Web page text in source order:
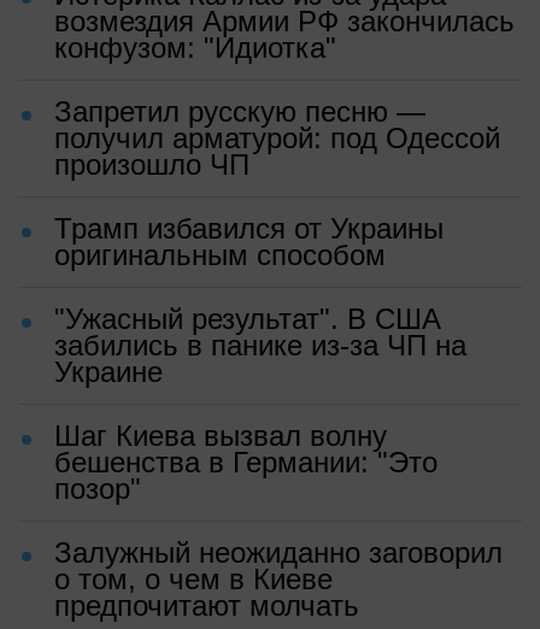
возмездия Армии РФ закончилась
конфузом: "Идиотка"
Запретил русскую песню —
получил арматурой: под Одессой
произошло ЧП
Трамп избавился от Украины
оригинальным способом
"Ужасный результат". В США
забились в панике из-за ЧП на
Украине
Шаг Киева вызвал волну
бешенства в Германии: "Это
позор"
Залужный неожиданно заговорил
о том, о чем в Киеве
предпочитают молчать